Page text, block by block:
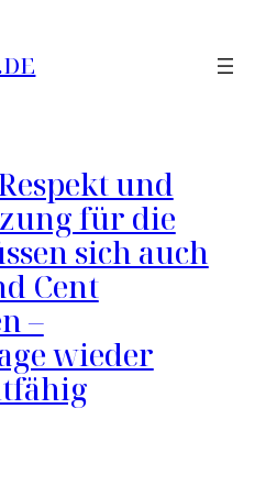
und
für die
sich auch
Cent
–
wieder